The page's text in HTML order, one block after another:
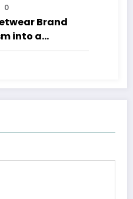
0
Brand
into a